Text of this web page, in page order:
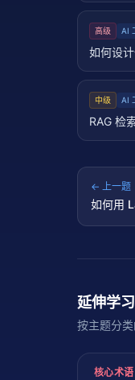
高级 AI
如何设
中级 AI
RAG 检
← 上一题
如何用
延伸学习
按主题分
核心术语